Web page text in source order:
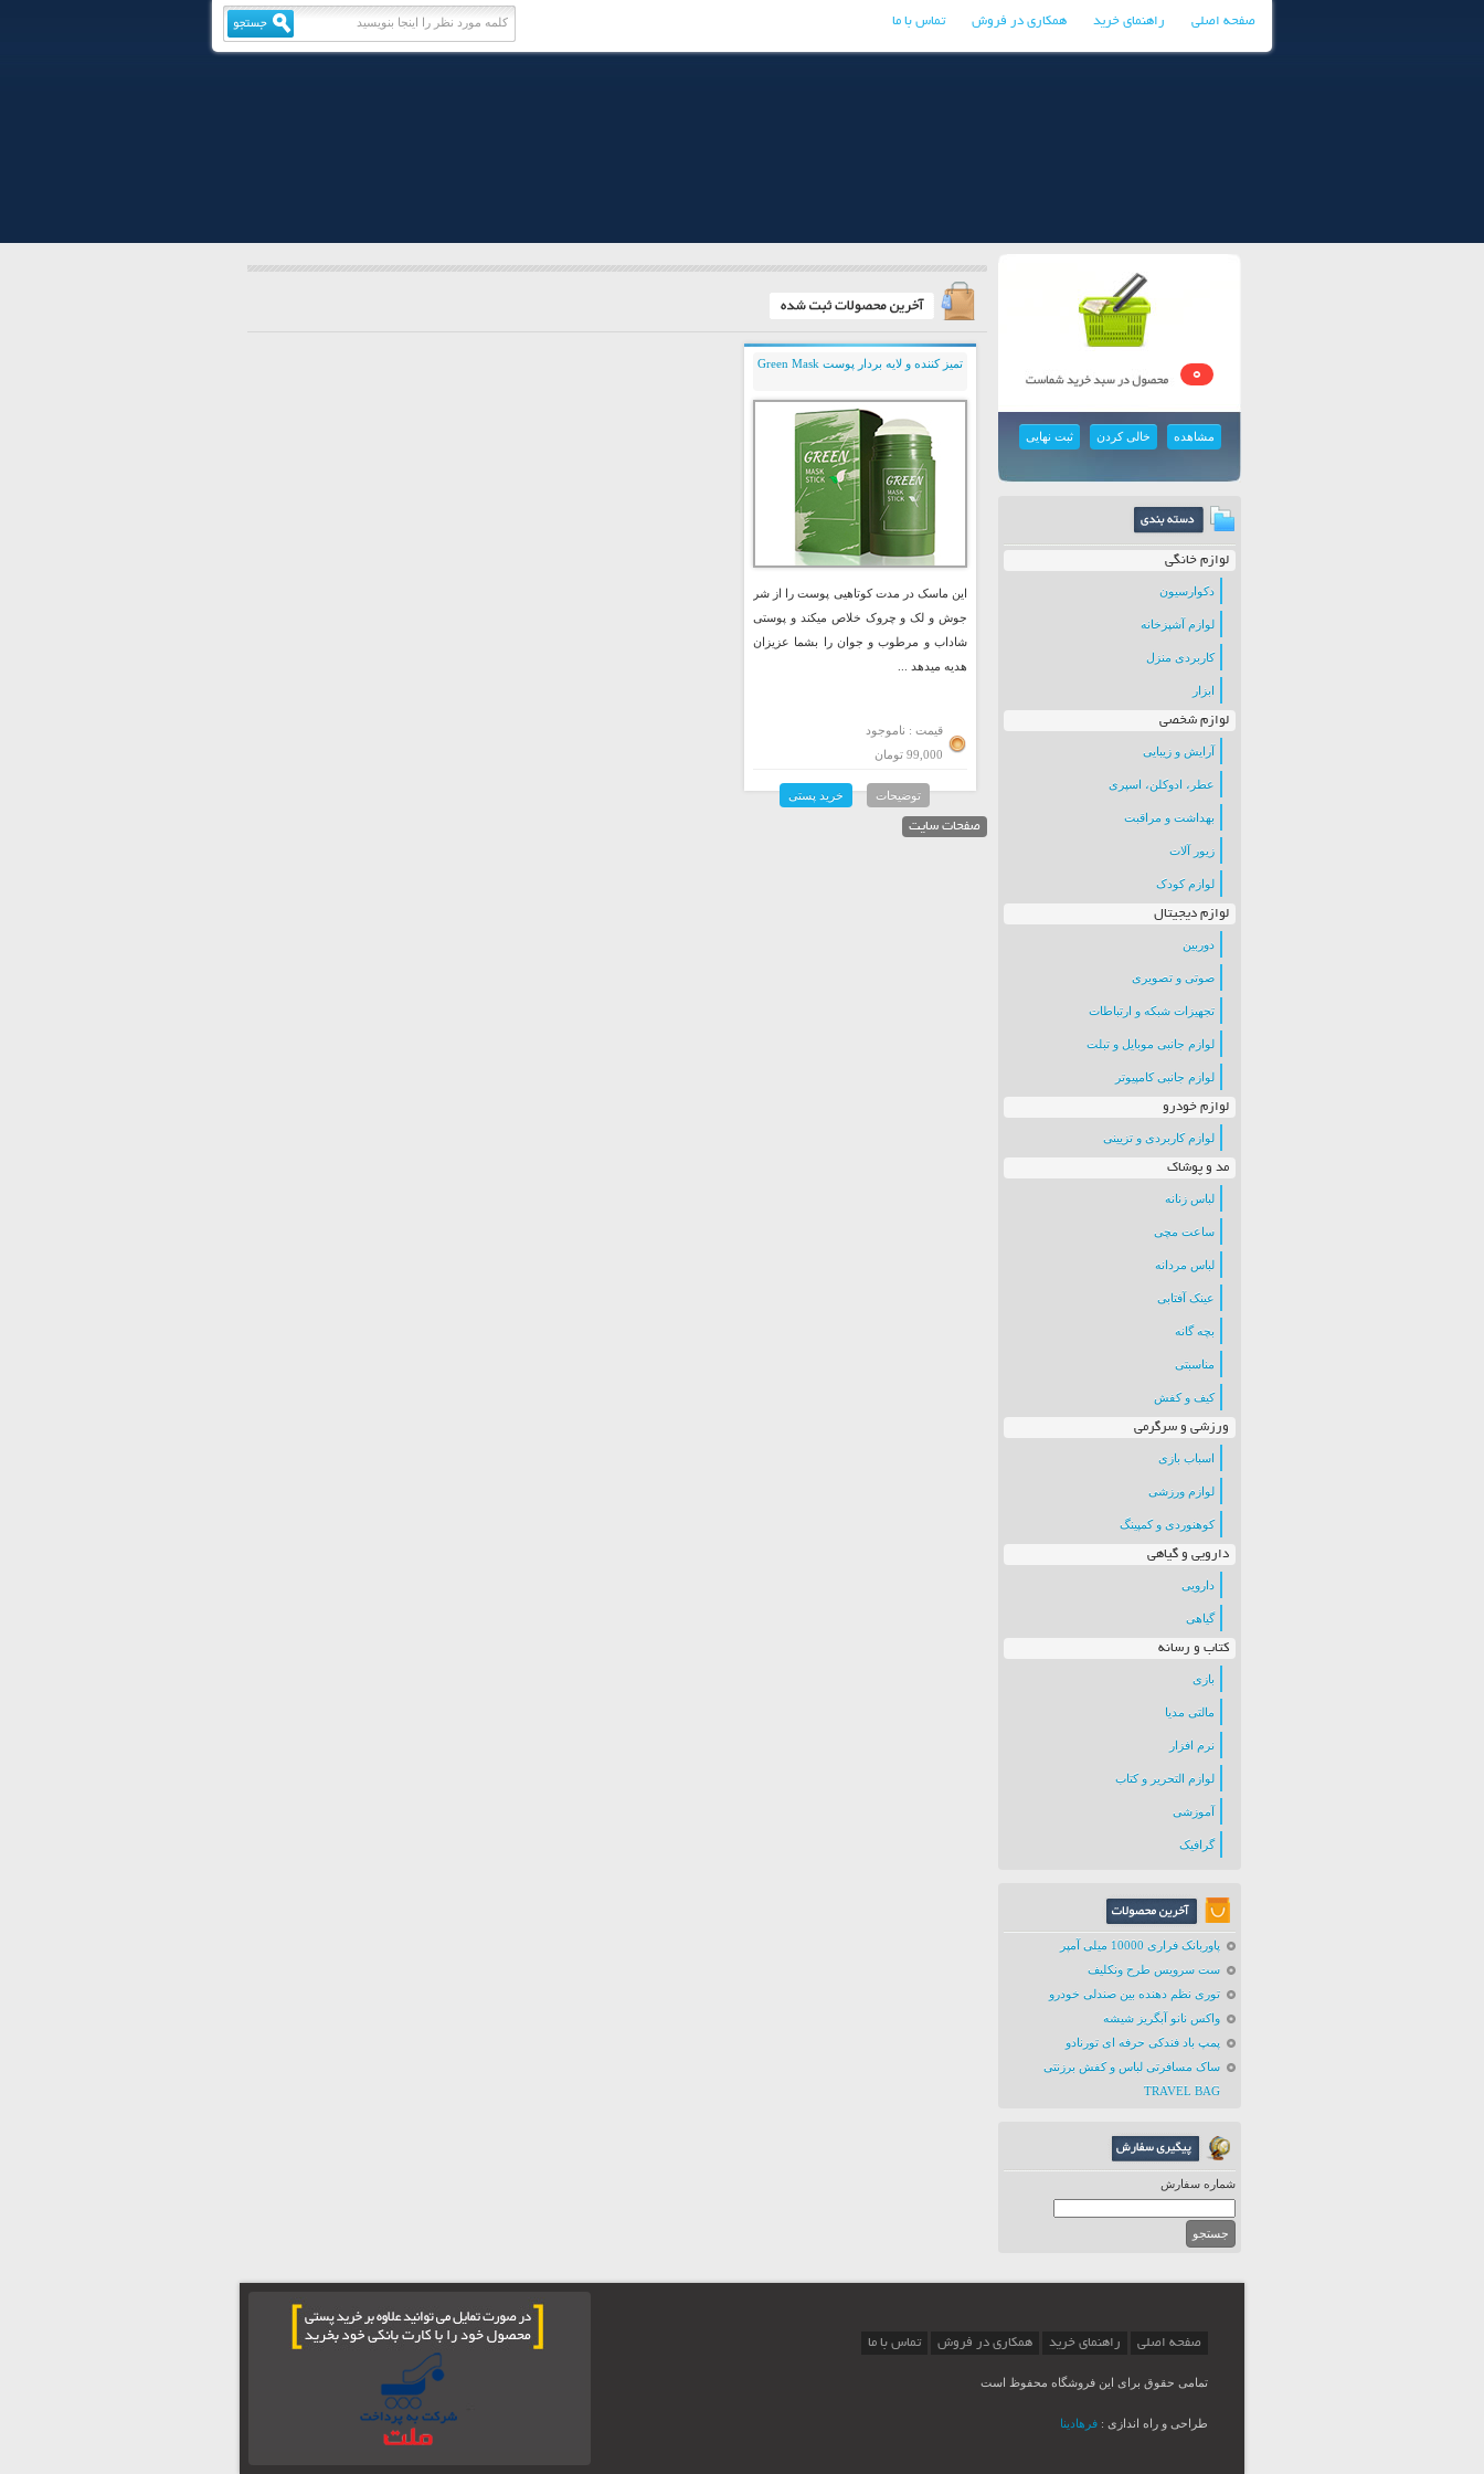
صفحه اصلی راهنمای خرید همکاری در فروش تماس با ما
0
مشاهده خالی کردن ثبت نهایی
لوازم خانگی
دکوارسیون
لوازم آشپزخانه
کاربردی منزل
ابزار
لوازم شخصی
آرایش و زیبایی
عطر، ادوکلن، اسپری
بهداشت و مراقبت
زیور آلات
لوازم کودک
لوازم دیجیتال
دوربین
صوتی و تصویری
تجهیزات شبکه و ارتباطات
لوازم جانبی موبایل و تبلت
لوازم جانبی کامپیوتر
لوازم خودرو
لوازم کاربردی و تزیینی
مد و پوشاک
لباس زنانه
ساعت مچی
لباس مردانه
عینک آفتابی
بچه گانه
مناسبتی
کیف و کفش
ورزشی و سرگرمی
اسباب بازی
لوازم ورزشی
کوهنوردی و کمپینگ
دارویی و گیاهی
دارویی
گیاهی
کتاب و رسانه
بازی
مالتی مدیا
نرم افزار
لوازم التحریر و کتاب
آموزشی
گرافیک
پاوربانک فراری 10000 میلی آمپر
ست سرویس طرح ونکلیف
توری نظم دهنده بین صندلی خودرو
واکس نانو آبگریز شیشه
پمپ باد فندکی حرفه ای تورنادو
ساک مسافرتی لباس و کفش برزنتی
TRAVEL BAG
شماره سفارش
تمیز کننده و لایه بردار پوست Green Mask
این ماسک در مدت کوتاهیی پوست را از شر
جوش و لک و چروک خلاص میکند و پوستی
شاداب و مرطوب و جوان را بشما عزیزان
هدیه میدهد ...
قیمت : ناموجود
99,000 تومان
توضیحات خرید پستی
صفحات سایت
صفحه اصلی راهنمای خرید همکاری در فروش تماس با ما
تمامی حقوق برای این فروشگاه محفوظ است
طراحی و راه اندازی : فرهادینا